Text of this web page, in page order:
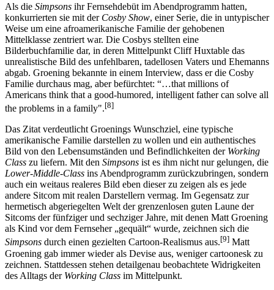
Als die Simpsons ihr Fernsehdebüt im Abendprogramm hatten,
konkurrierten sie mit der Cosby Show, einer Serie, die in untypischer
Weise um eine afroamerikanische Familie der gehobenen
Mittelklasse zentriert war. Die Cosbys stellten eine
Bilderbuchfamilie dar, in deren Mittelpunkt Cliff Huxtable das
unrealistische Bild des unfehlbaren, tadellosen Vaters und Ehemanns
abgab. Groening bekannte in einem Interview, dass er die Cosby
Familie durchaus mag, aber befürchtet: “…that millions of
Americans think that a good-humored, intelligent father can solve all
the problems in a family".[8]
Das Zitat verdeutlicht Groenings Wunschziel, eine typische
amerikanische Familie darstellen zu wollen und ein authentisches
Bild von den Lebensumständen und Befindlichkeiten der Working
Class zu liefern. Mit den Simpsons ist es ihm nicht nur gelungen, die
Lower-Middle-Class ins Abendprogramm zurückzubringen, sondern
auch ein weitaus realeres Bild eben dieser zu zeigen als es jede
andere Sitcom mit realen Darstellern vermag. Im Gegensatz zur
hermetisch abgeriegelten Welt der grenzenlosen guten Laune der
Sitcoms der fünfziger und sechziger Jahre, mit denen Matt Groening
als Kind vor dem Fernseher „gequält“ wurde, zeichnen sich die
Simpsons durch einen gezielten Cartoon-Realismus aus.[9] Matt
Groening gab immer wieder als Devise aus, weniger cartoonesk zu
zeichnen. Stattdessen stehen detailgenau beobachtete Widrigkeiten
des Alltags der Working Class im Mittelpunkt.